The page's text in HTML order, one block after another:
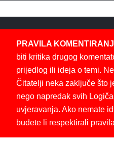
PRAVILA
biti kritika drugog
prijedlog ili ideja o temi.
Čitatelji neka zaključe što
nego napredak svih
uvjeravanja. Ako nemate
budete li respektirali